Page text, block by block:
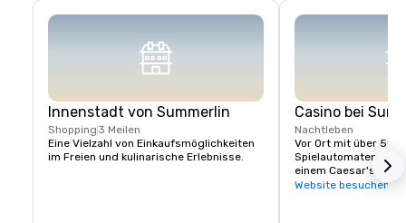
Innenstadt von Summerlin
Shopping 3 Meilen
Eine Vielzahl von Einkaufsmöglichkeiten
im Freien und kulinarische Erlebnisse.
Casino bei
Nachtleben
Vor Ort mit über
Spielautomaten, 25
einem Caesar's
Website besuchen